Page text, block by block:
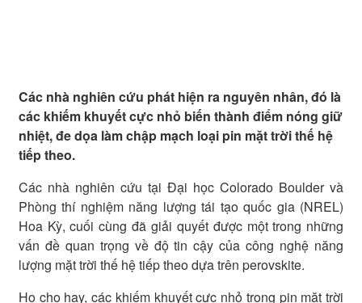
Các nhà nghiên cứu phát hiện ra nguyên nhân, đó là
các khiếm khuyết cực nhỏ biến thành điểm nóng giữ
nhiệt, đe dọa làm chập mạch loại pin mặt trời thế hệ
tiếp theo.
Các nhà nghiên cứu tại Đại học Colorado Boulder và
Phòng thí nghiệm năng lượng tái tạo quốc gia (NREL)
Hoa Kỳ, cuối cùng đã giải quyết được một trong những
vấn đề quan trọng về độ tin cậy của công nghệ năng
lượng mặt trời thế hệ tiếp theo dựa trên perovskite.
Họ cho hay, các khiếm khuyết cực nhỏ trong pin mặt trời